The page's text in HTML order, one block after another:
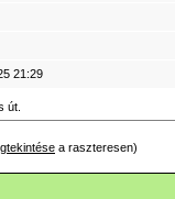
21:29
út.
a raszteresen)